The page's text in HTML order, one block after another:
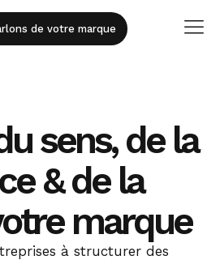
de votre marque
sens, de la
& de la
marque
à structurer des